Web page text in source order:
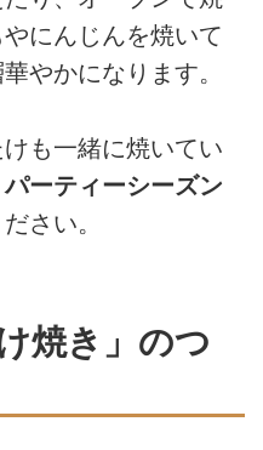
にんじんを焼いて
やかになります。
も一緒に焼いてい
パーティーシーズン
さい。
焼き」のつ